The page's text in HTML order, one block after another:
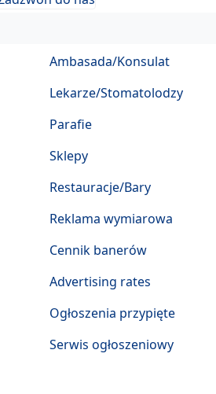
Ambasada/Konsulat
Lekarze/Stomatolodzy
Parafie
Sklepy
Restauracje/Bary
Reklama wymiarowa
Cennik banerów
Advertising rates
Ogłoszenia przypięte
Serwis ogłoszeniowy